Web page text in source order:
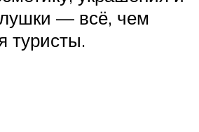
— всё, чем
туристы.